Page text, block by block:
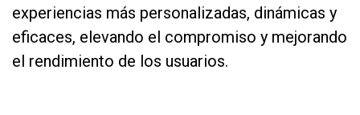
experiencias más personalizadas, dinámicas y
eficaces, elevando el compromiso y mejorando
el rendimiento de los usuarios.